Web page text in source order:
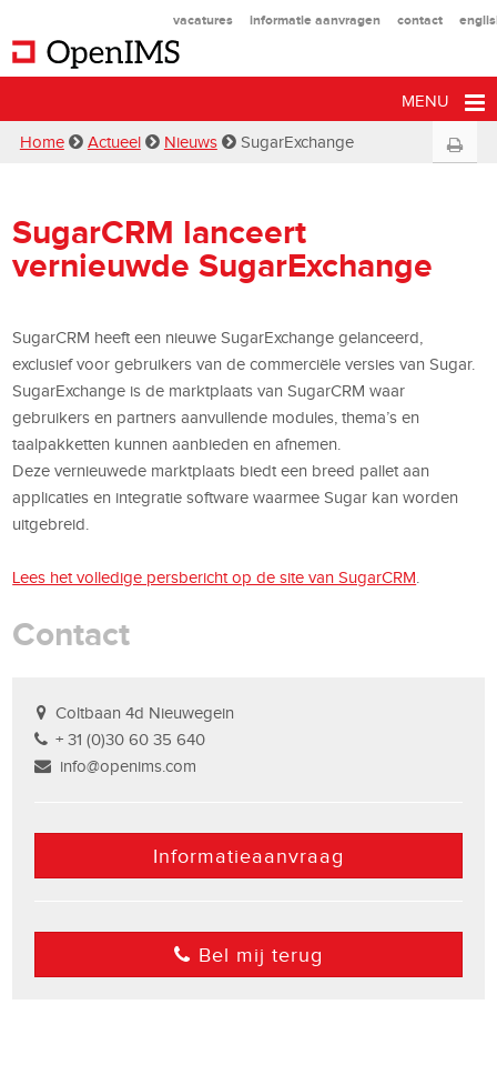
vacatures informatie aanvragen contact
MENU
Home Actueel Nieuws SugarExchange
SugarCRM lanceert
vernieuwde SugarExchange
SugarCRM heeft een nieuwe SugarExchange gelanceerd,
exclusief voor gebruikers van de commerciële versies van Sugar.
SugarExchange is de marktplaats van SugarCRM waar
gebruikers en partners aanvullende modules, thema’s en
taalpakketten kunnen aanbieden en afnemen.
Deze vernieuwede marktplaats biedt een breed pallet aan
applicaties en integratie software waarmee Sugar kan worden
uitgebreid.
Lees het volledige persbericht op de site van SugarCRM
Contact
Coltbaan 4d Nieuwegein
+ 31 (0)30 60 35 640
info@openims.com
Informatieaanvraag
Bel mij terug